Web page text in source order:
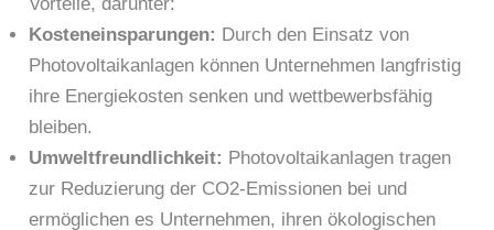
Kosteneinsparungen: Durch den Einsatz von
Photovoltaikanlagen können Unternehmen langfristig
ihre Energiekosten senken und wettbewerbsfähig
bleiben.
Umweltfreundlichkeit: Photovoltaikanlagen tragen
zur Reduzierung der CO2-Emissionen bei und
ermöglichen es Unternehmen, ihren ökologischen